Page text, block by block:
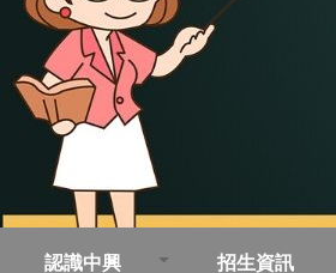
認識中興 招生資訊